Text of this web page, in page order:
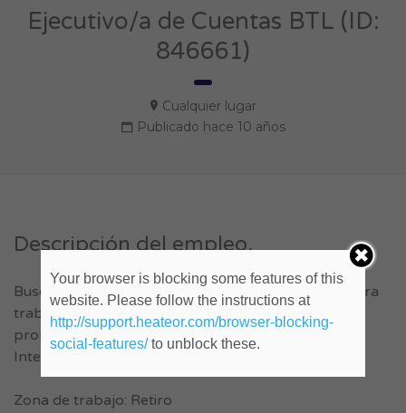
Ejecutivo/a de Cuentas BTL (ID:
846661)
Cualquier lugar
Publicado hace 10 años
Descripción del empleo.
Buscamos Ejecutivo/a agencia de publicidad BTL Para
trabajar atendiendo clientes en tareas de
promociones, eventos, stands y activaciones.
Interes en lo lo digital, las redes.
Zona de trabajo: Retiro
Your browser is blocking some features of this
website. Please follow the instructions at
http://support.heateor.com/browser-blocking-
social-features/to unblock these.